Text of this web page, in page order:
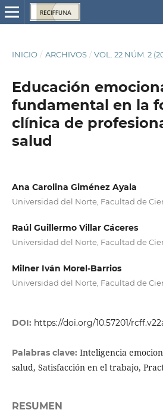
INICIO / ARCHIVOS / VOL. 22 NÚM. 2
Educación
fundamental en la
clínica de
salud
Ana Carolina Giménez Ayala
Universidad del Norte, Facultad de
Raúl Guillermo Villar Cáceres
Universidad del Norte, Facultad de
Milner Iván Morel-Barrios
Universidad del Norte, Facultad de
DOI: https://doi.org/10.57201/
Palabras clave: Inteligencia
salud, Satisfacción en el trabajo,
RESUMEN